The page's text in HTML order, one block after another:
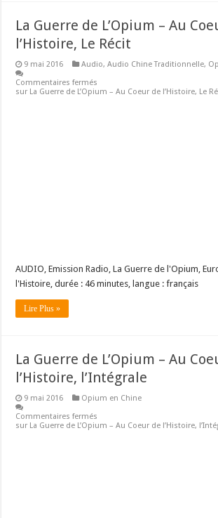
La Guerre de L’Opium – Au
l’Histoire, Le Récit
9 mai 2016 Audio,Audio Chine Traditionnelle,
Commentaires fermés
sur La Guerre de L’Opium – Au Coeur de l’Histoire, Le
AUDIO, Emission Radio, La Guerre de l'Opium,
l'Histoire, durée : 46 minutes, langue : français
Lire Plus »
La Guerre de L’Opium – Au
l’Histoire, l’Intégrale
9 mai 2016
Opium en Chine
Commentaires fermés
sur La Guerre de L’Opium – Au Coeur de l’Histoire,